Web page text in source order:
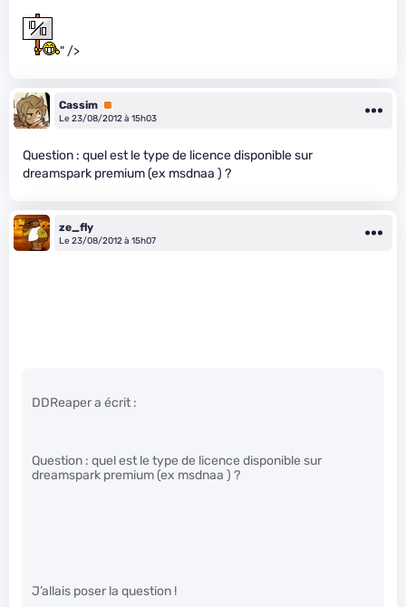
" />
Cassim Premium
Le 23/08/2012 à 15h03
Question : quel est le type de licence disponible sur
dreamspark premium (ex msdnaa ) ?
ze_fly
Le 23/08/2012 à 15h07
DDReaper a écrit :
Question : quel est le type de licence disponible sur
dreamspark premium (ex msdnaa ) ?
J’allais poser la question !